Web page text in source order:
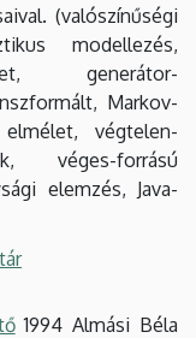
(valószínűségi
modellezés,
generátor-
Markov-
végtelen-
véges-forrású
elemzés, Java-
1994 Almási Béla